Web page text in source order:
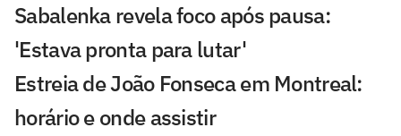
Sabalenka revela foco após pausa:
'Estava pronta para lutar'
Estreia de João Fonseca em Montreal:
horário e onde assistir